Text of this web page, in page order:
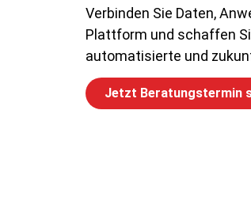
Verbinden Sie Daten,
Plattform und schaffen
automatisierte und
Jetzt Beratungstermin